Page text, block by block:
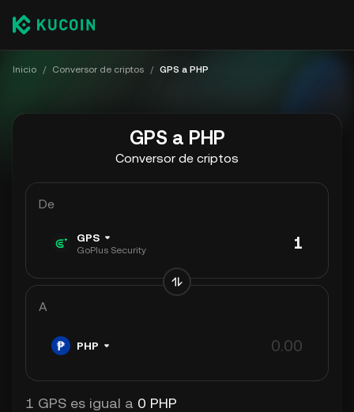
Inicio / Conversor de criptos / GPS a PHP
GPS a PHP
Conversor de criptos
De
GPS
GoPlus Security
A
PHP
1 GPS es igual a 0 PHP